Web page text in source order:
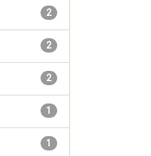
2
2
2
1
1